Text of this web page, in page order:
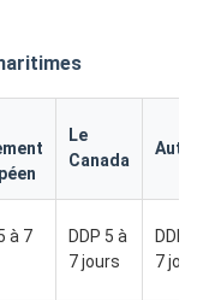
Le
Canada
à 7
DDP 5 à
7 jours
DDP 5 à
7 jours